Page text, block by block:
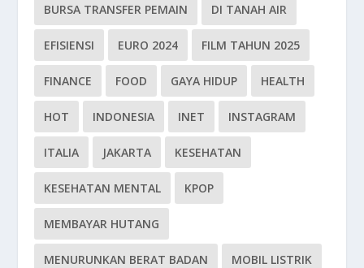
BURSA TRANSFER PEMAIN DI TANAH AIR
EFISIENSI EURO 2024 FILM TAHUN 2025
FINANCE FOOD GAYA HIDUP HEALTH
HOT INDONESIA INET INSTAGRAM
ITALIA JAKARTA KESEHATAN
KESEHATAN MENTAL KPOP
MEMBAYAR HUTANG
MENURUNKAN BERAT BADAN MOBIL LISTRIK